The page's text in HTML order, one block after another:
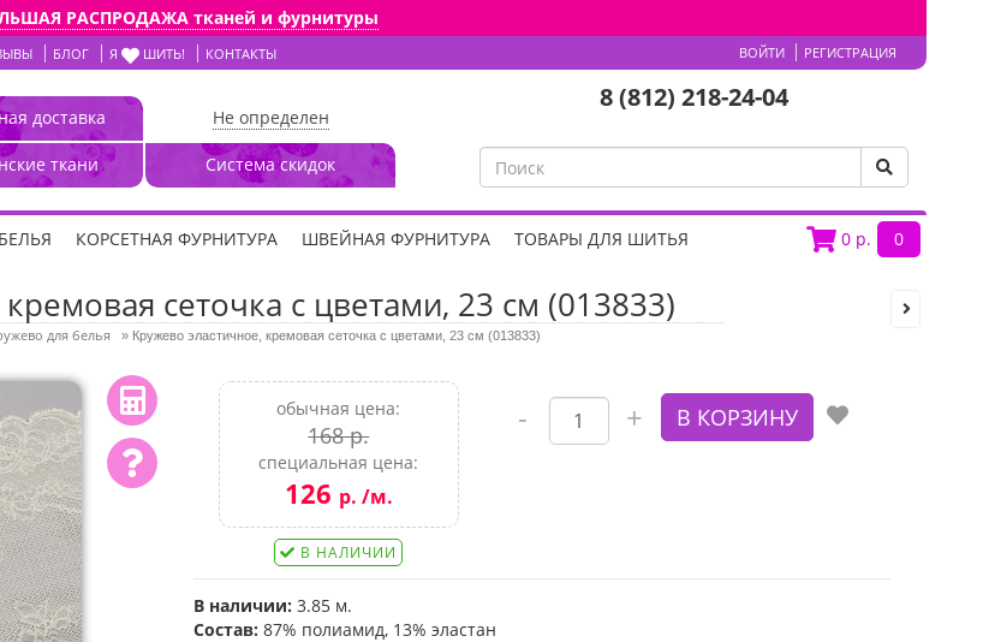
РАСПРОДАЖА тканей и фурнитуры
БЛОГ Я ШИТЬ! КОНТАКТЫ ВОЙТИ РЕГИСТРАЦИЯ
доставка
ткани
Не определен
Система скидок
8 (812) 218-24-04
0 р. 0
КОРСЕТНАЯ ФУРНИТУРА ШВЕЙНАЯ ФУРНИТУРА ТОВАРЫ ДЛЯ ШИТЬЯ
сеточка с цветами, 23 см (013833)
для белья » Кружево эластичное, кремовая сеточка с цветами, 23 см (013833)
обычная цена:
168 р.
специальная цена:
126 р. /м.
В НАЛИЧИИ
В наличии: 3.85 м.
Состав: 87% полиамид, 13% эластан